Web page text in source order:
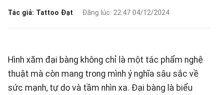
Tác giả: Tattoo Đạt Đăng lúc: 22:47 04/12/2024
Hình xăm đại bàng không chỉ là một tác phẩm nghệ
thuật mà còn mang trong mình ý nghĩa sâu sắc về
sức mạnh, tự do và tầm nhìn xa. Đại bàng là biểu